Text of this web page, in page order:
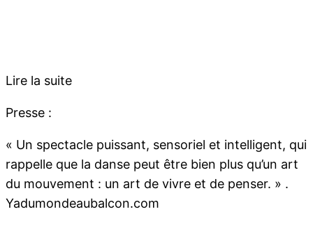
Lire la suite
Presse :
« Un spectacle puissant, sensoriel et intelligent, qui
rappelle que la danse peut être bien plus qu’un art
du mouvement : un art de vivre et de penser. » .
Yadumondeaubalcon.com